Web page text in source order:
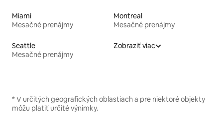
Miami
Mesačné prenájmy
Montreal
Mesačné prenájmy
Seattle
Mesačné prenájmy
Zobraziť viac
* V určitých geografických oblastiach a pre niektoré objekty
môžu platiť určité výnimky.